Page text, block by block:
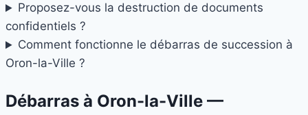
Proposez-vous la destruction de documents
confidentiels ?
Comment fonctionne le débarras de succession à
Oron-la-Ville ?
Débarras à Oron-la-Ville —